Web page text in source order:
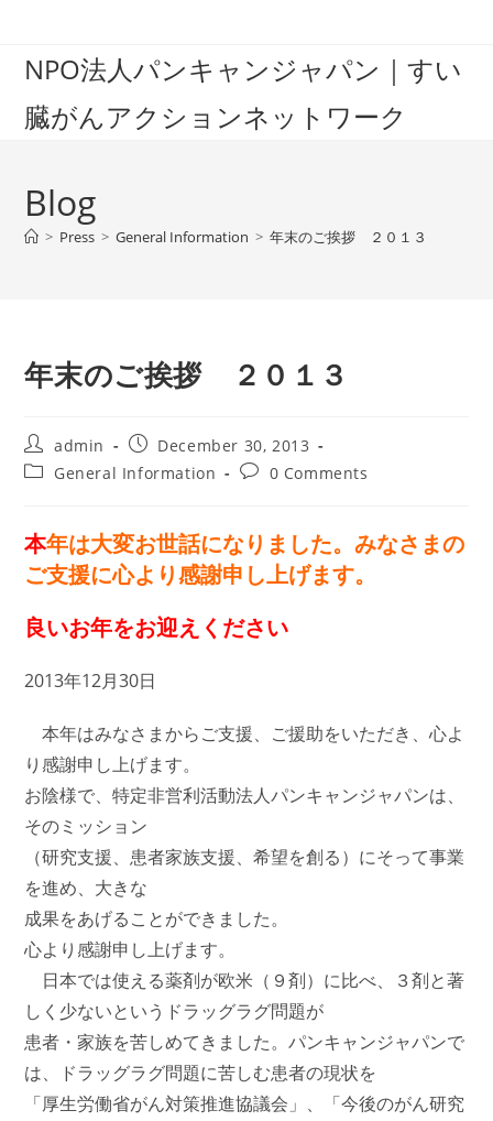
contentNPO法人パンキャンジャパン｜すい
臓がんアクションネットワーク
Blog
> Press > General Information > 年末のご挨拶 ２０１３
年末のご挨拶 ２０１３
Post
author:
admin
Post
published:
December 30, 2013
PostGeneral Information
Post0 Comments
本年は大変お世話になりました。みなさまの
ご支援に心より感謝申し上げます。
良いお年をお迎えください
2013年12月30日
本年はみなさまからご支援、ご援助をいただき、心よ
り感謝申し上げます。
お陰様で、特定非営利活動法人パンキャンジャパンは、
そのミッション
（研究支援、患者家族支援、希望を創る）にそって事業
を進め、大きな
成果をあげることができました。
心より感謝申し上げます。
日本では使える薬剤が欧米（９剤）に比べ、３剤と著
しく少ないというドラッグラグ問題が
患者・家族を苦しめてきました。パンキャンジャパンで
は、ドラッグラグ問題に苦しむ患者の現状を
「厚生労働省がん対策推進協議会」、「今後のがん研究